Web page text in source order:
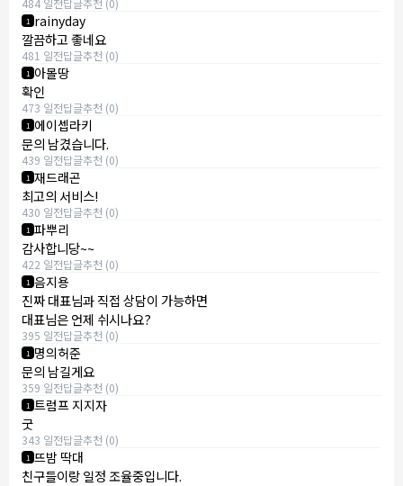
1 rainyday
깔끔하고 좋네요
481 일전답글추천 (0)
1 아몰땅
확인
473 일전답글추천 (0)
1 에이셉라키
문의 남겼습니다.
439 일전답글추천 (0)
1 재드래곤
최고의 서비스!
430 일전답글추천 (0)
1 파뿌리
감사합니당~~
422 일전답글추천 (0)
1 음지용
진짜 대표님과 직접 상담이 가능하면
대표님은 언제 쉬시나요?
395 일전답글추천 (0)
1 명의허준
문의 남길게요
359 일전답글추천 (0)
1 트럼프 지지자
굿
343 일전답글추천 (0)
1 뜨밤 딱대
친구들이랑 일정 조율중입니다.